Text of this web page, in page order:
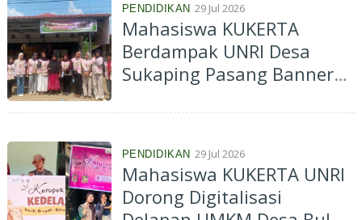
PENDIDIKAN 29 Jul 2026
Mahasiswa KUKERTA
Berdampak UNRI Desa
Sukaping Pasang Banner
UMKM Lokal
PENDIDIKAN 29 Jul 2026
Mahasiswa KUKERTA UNRI
Dorong Digitalisasi